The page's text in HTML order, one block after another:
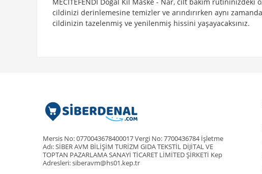
cildinizi derinlemesine temizler ve arındırırken aynı
cildinizin tazelenmiş ve yenilenmiş hissini yaşayacaksınız.
Mersis No: 0770043678400017 Vergi No: 7700436784 İşletme
Adı: SİBER AVM BİLİŞİM TURİZM GIDA TEKSTİL DİJİTAL VE
TOPTAN PAZARLAMA SANAYİ TİCARET LİMİTED ŞİRKETİ Kep
Adresleri: siberavm@hs01.kep.tr